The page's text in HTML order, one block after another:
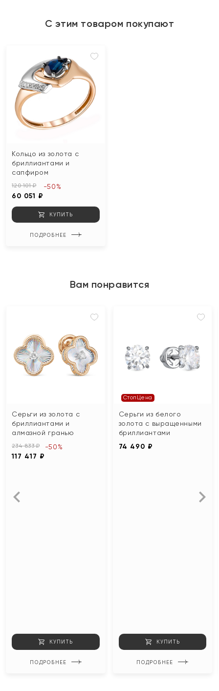
С этим товаром покупают
Кольцо из золота с
бриллиантами и
сапфиром
120 101 ₽
60 051 ₽
-50%
КУПИТЬ
ПОДРОБНЕЕ
Вам понравится
Серьги из золота с
бриллиантами и
алмазной гранью
234 833 ₽
117 417 ₽
-50%
КУПИТЬ
ПОДРОБНЕЕ
СтопЦена
Серьги из белого
золота с выращенными
бриллиантами
74 490 ₽
КУПИТЬ
ПОДРОБНЕЕ